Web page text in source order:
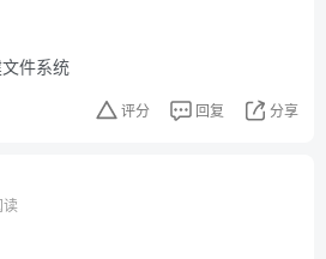
件系统
评分 回复 分享
读